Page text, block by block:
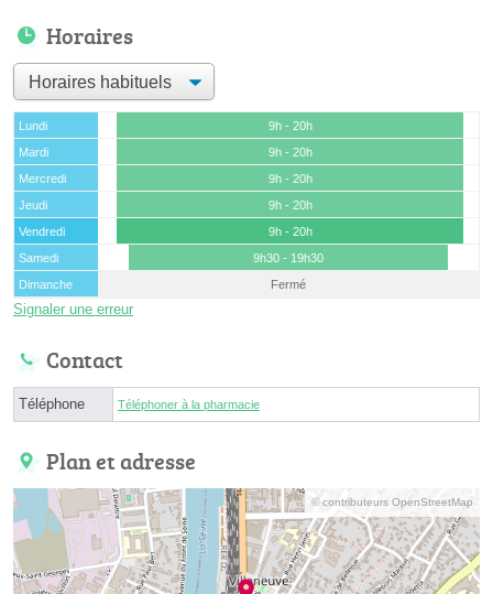
Horaires
Lundi
9h - 20h
Mardi
9h - 20h
Mercredi
9h - 20h
Jeudi
9h - 20h
Vendredi
9h - 20h
Samedi
9h30 - 19h30
Dimanche
Fermé
Signaler une erreur
Contact
Téléphone Téléphoner à la pharmacie
Plan et adresse
© contributeurs OpenStreetMap